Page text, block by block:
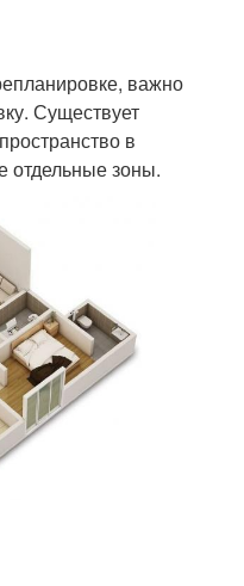
важно
Существует
в
отдельные зоны.